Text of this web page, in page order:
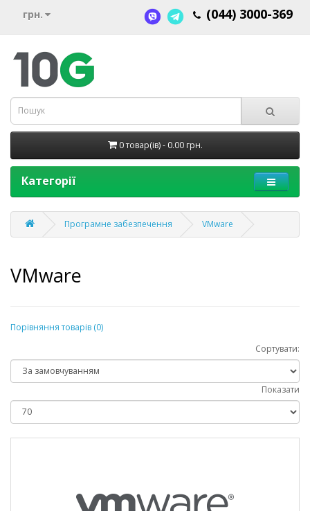
грн. (044) 3000-369
0 товар(ів) - 0.00 грн.
Категорії
Програмне забезпечення VMware
VMware
Порівняння товарів (0)
Сортувати:
Показати